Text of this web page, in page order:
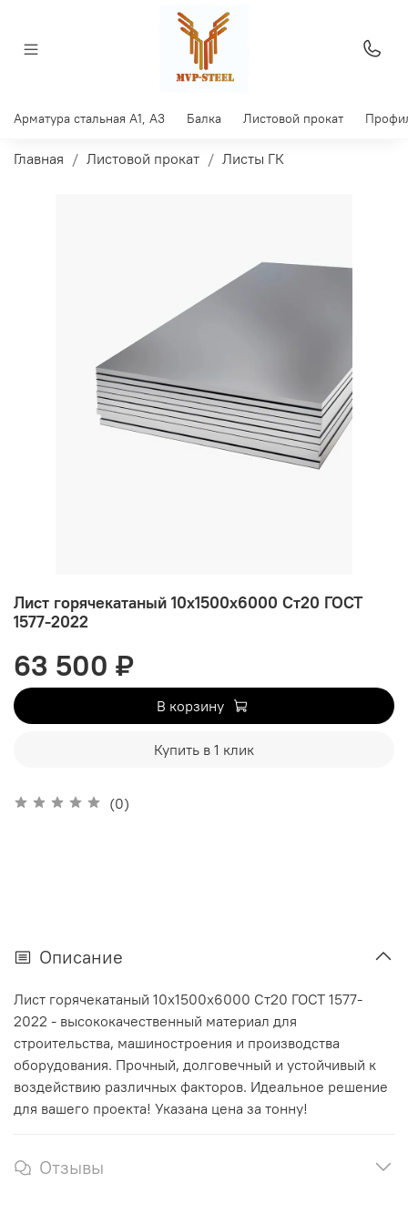
Арматура стальная A1, A3 Балка Листовой прокат
Главная Листовой прокат Листы ГК
Лист горячекатаный 10х1500х6000 Ст20 ГОСТ
1577-2022
(0)
63 500 ₽
В корзину
Купить в 1 клик
Описание
Лист горячекатаный 10х1500х6000 Ст20 ГОСТ 1577-
2022 - высококачественный материал для
строительства, машиностроения и производства
оборудования. Прочный, долговечный и устойчивый к
воздействию различных факторов. Идеальное решение
для вашего проекта! Указана цена за тонну!
Отзывы